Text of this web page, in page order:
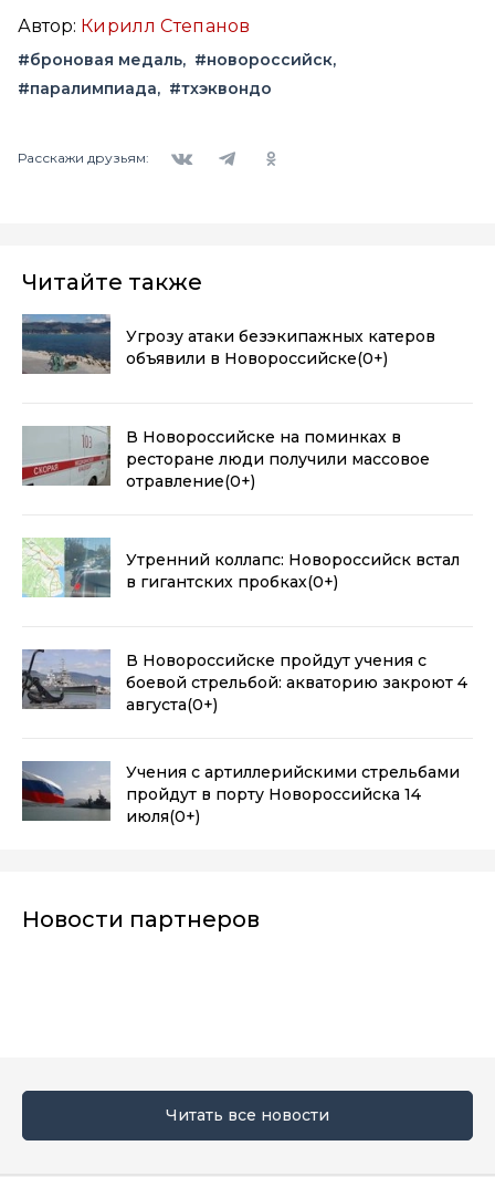
Автор: Кирилл Степанов
#броновая медаль
#новороссийск
#паралимпиада
#тхэквондо
Расскажи друзьям:
Читайте также
Угрозу атаки безэкипажных катеров
объявили в Новороссийске(0+)
В Новороссийске на поминках в
ресторане люди получили массовое
отравление(0+)
Утренний коллапс: Новороссийск встал
в гигантских пробках(0+)
В Новороссийске пройдут учения с
боевой стрельбой: акваторию закроют 4
августа(0+)
Учения с артиллерийскими стрельбами
пройдут в порту Новороссийска 14
июля(0+)
Новости партнеров
Читать все новости